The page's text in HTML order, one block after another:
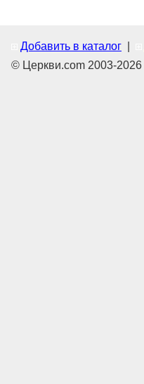
Добавить в каталог
© Церкви.com 2003-2026